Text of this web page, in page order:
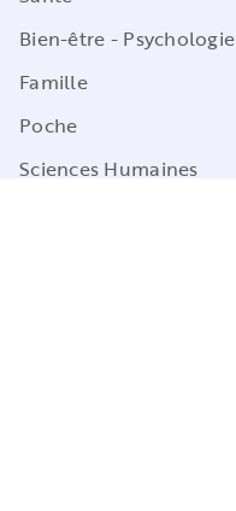
Bien-être - Psychologie
Famille
Poche
Sciences Humaines